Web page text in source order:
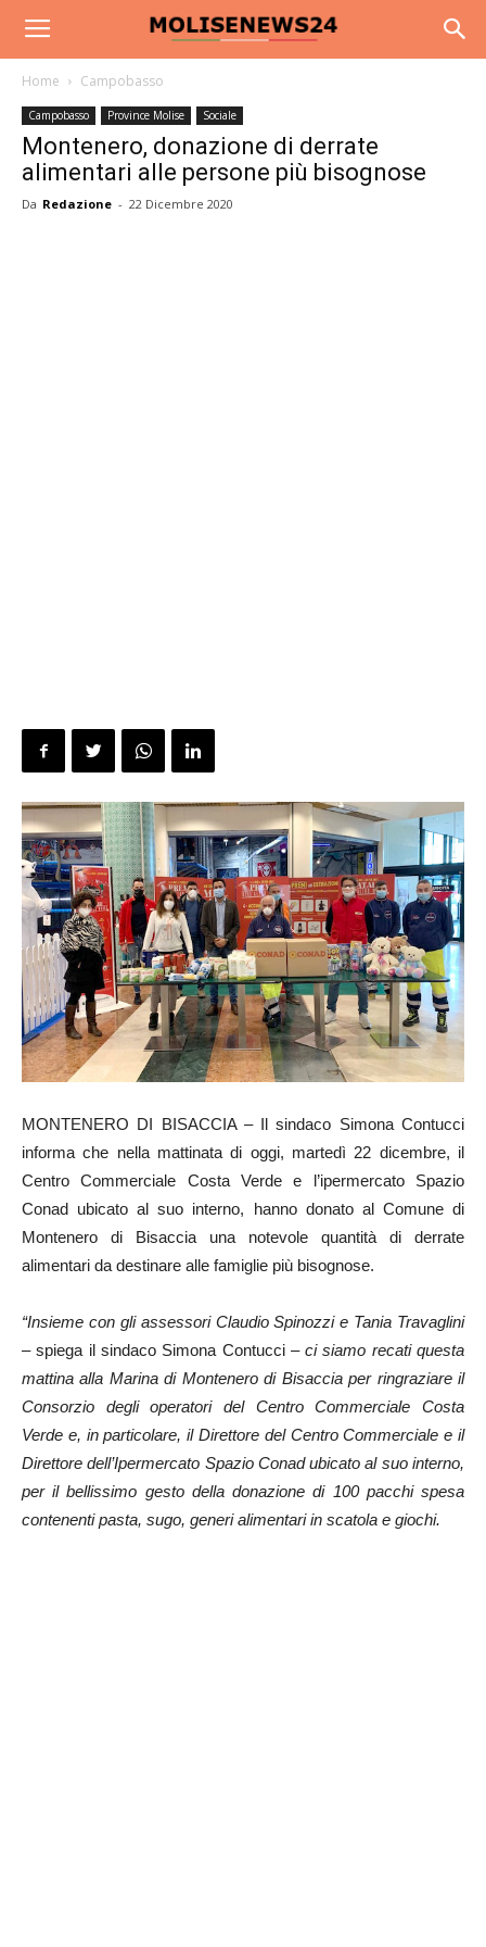
Home Campobasso
Campobasso Province Molise Sociale
Montenero, donazione di derrate
alimentari alle persone più bisognose
Da Redazione - 22 Dicembre 2020
MONTENERO DI BISACCIA – Il sindaco Simona Contucci
informa che nella mattinata di oggi, martedì 22 dicembre, il
Centro Commerciale Costa Verde e l’ipermercato Spazio
Conad ubicato al suo interno, hanno donato al Comune di
Montenero di Bisaccia una notevole quantità di derrate
alimentari da destinare alle famiglie più bisognose.
“Insieme con gli assessori Claudio Spinozzi e Tania Travaglini
– spiega il sindaco Simona Contucci –ci siamo recati questa
mattina alla Marina di Montenero di Bisaccia per ringraziare il
Consorzio degli operatori del Centro Commerciale Costa
Verde e, in particolare, il Direttore del Centro Commerciale e il
Direttore dell’Ipermercato Spazio Conad ubicato al suo interno,
per il bellissimo gesto della donazione di 100 pacchi spesa
contenenti pasta, sugo, generi alimentari in scatola e giochi.